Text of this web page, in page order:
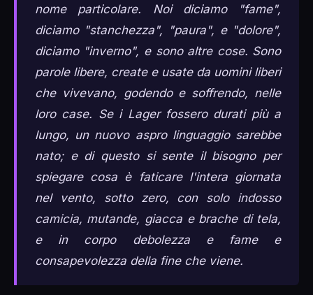
nome particolare. Noi diciamo "fame",
diciamo "stanchezza", "paura", e "dolore",
diciamo "inverno", e sono altre cose. Sono
parole libere, create e usate da uomini liberi
che vivevano, godendo e soffrendo, nelle
loro case. Se i Lager fossero durati più a
lungo, un nuovo aspro linguaggio sarebbe
nato; e di questo si sente il bisogno per
spiegare cosa è faticare l'intera giornata
nel vento, sotto zero, con solo indosso
camicia, mutande, giacca e brache di tela,
e in corpo debolezza e fame e
consapevolezza della fine che viene.